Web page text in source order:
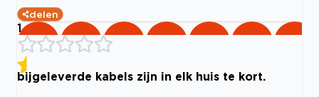
delen
1
bijgeleverde kabels zijn in elk huis te kort.